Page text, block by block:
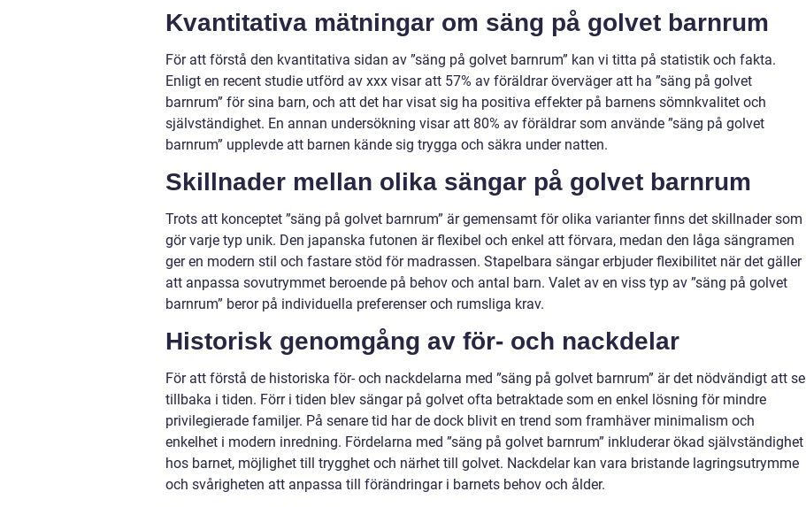
Kvantitativa mätningar om säng på golvet barnrum
För att förstå den kvantitativa sidan av ”säng på golvet barnrum” kan vi titta på statistik och fakta.
Enligt en recent studie utförd av xxx visar att 57% av föräldrar överväger att ha ”säng på golvet
barnrum” för sina barn, och att det har visat sig ha positiva effekter på barnens sömnkvalitet och
självständighet. En annan undersökning visar att 80% av föräldrar som använde ”säng på golvet
barnrum” upplevde att barnen kände sig trygga och säkra under natten.
Skillnader mellan olika sängar på golvet barnrum
Trots att konceptet ”säng på golvet barnrum” är gemensamt för olika varianter finns det skillnader som
gör varje typ unik. Den japanska futonen är flexibel och enkel att förvara, medan den låga sängramen
ger en modern stil och fastare stöd för madrassen. Stapelbara sängar erbjuder flexibilitet när det gäller
att anpassa sovutrymmet beroende på behov och antal barn. Valet av en viss typ av ”säng på golvet
barnrum” beror på individuella preferenser och rumsliga krav.
Historisk genomgång av för- och nackdelar
För att förstå de historiska för- och nackdelarna med ”säng på golvet barnrum” är det nödvändigt att se
tillbaka i tiden. Förr i tiden blev sängar på golvet ofta betraktade som en enkel lösning för mindre
privilegierade familjer. På senare tid har de dock blivit en trend som framhäver minimalism och
enkelhet i modern inredning. Fördelarna med ”säng på golvet barnrum” inkluderar ökad självständighet
hos barnet, möjlighet till trygghet och närhet till golvet. Nackdelar kan vara bristande lagringsutrymme
och svårigheten att anpassa till förändringar i barnets behov och ålder.